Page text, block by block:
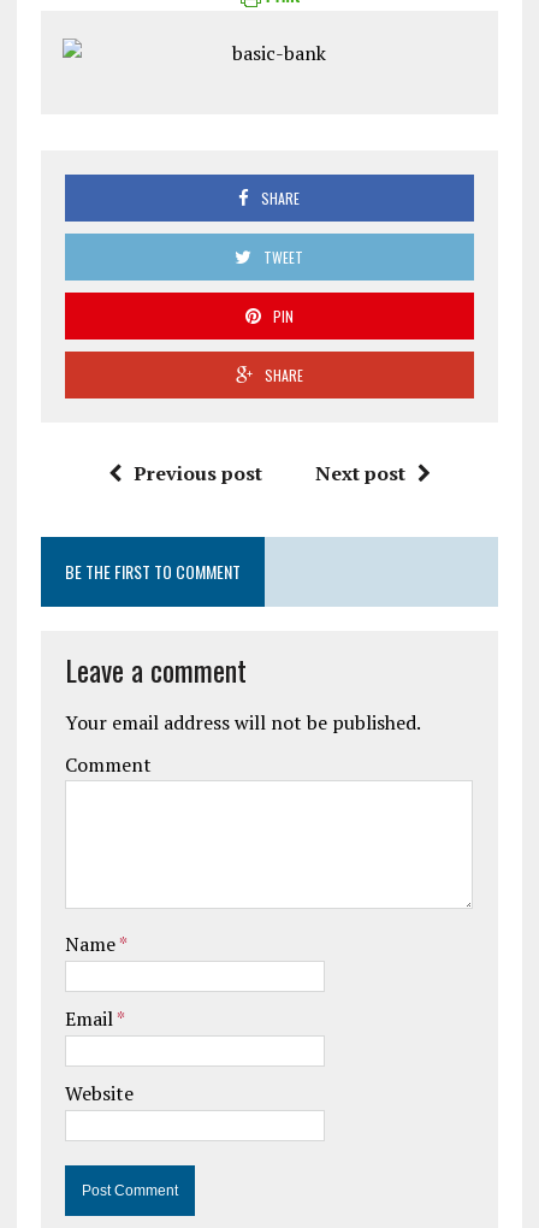
SHARE
TWEET
PIN
SHARE
Previous post Next post
BE THE FIRST TO COMMENT
Leave a comment
Your email address will not be published.
Comment
Name*
Email*
Website